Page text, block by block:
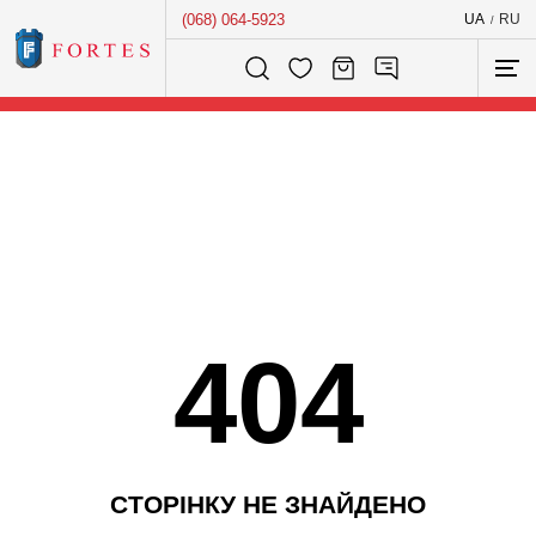
(068) 064-5923 UA / RU
Розумний пошук...
404
СТОРІНКУ НЕ ЗНАЙДЕНО